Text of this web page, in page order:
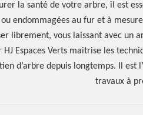
la santé de votre arbre, il est
endommagées au fur et à
librement, vous laissant avec un
HJ Espaces Verts maitrise les
d’arbre depuis longtemps. Il
travaux à